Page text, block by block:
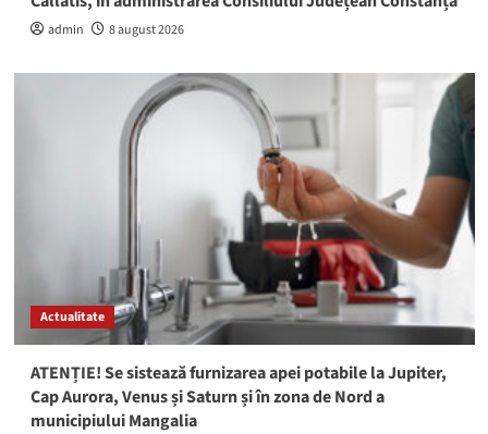
admin 8 august 2026
Actualitate
ATENȚIE! Se sistează furnizarea apei potabile la Jupiter,
Cap Aurora, Venus și Saturn și în zona de Nord a
municipiului Mangalia